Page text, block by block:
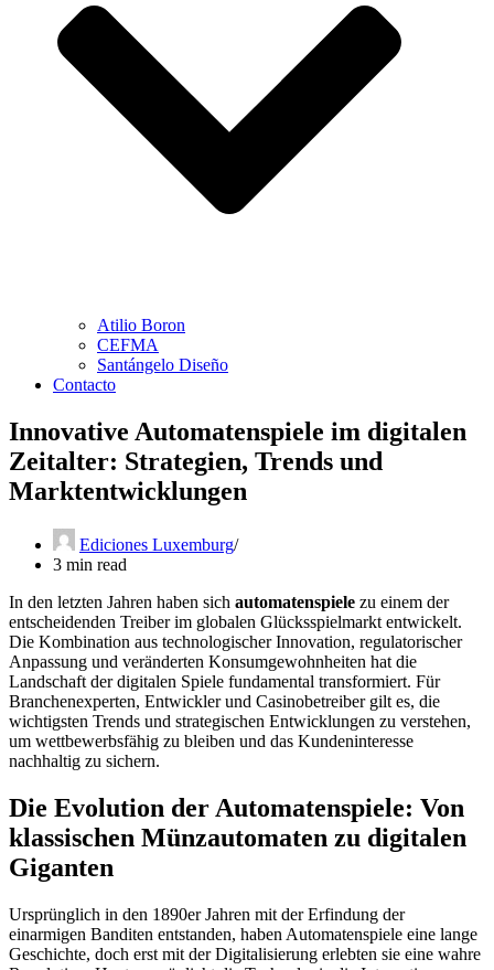
Atilio Boron
CEFMA
Santángelo Diseño
Contacto
Innovative Automatenspiele im digitalen
Zeitalter: Strategien, Trends und
Marktentwicklungen
Ediciones Luxemburg
3 min read
In den letzten Jahren haben sich automatenspiele zu einem der
entscheidenden Treiber im globalen Glücksspielmarkt entwickelt.
Die Kombination aus technologischer Innovation, regulatorischer
Anpassung und veränderten Konsumgewohnheiten hat die
Landschaft der digitalen Spiele fundamental transformiert. Für
Branchenexperten, Entwickler und Casinobetreiber gilt es, die
wichtigsten Trends und strategischen Entwicklungen zu verstehen,
um wettbewerbsfähig zu bleiben und das Kundeninteresse
nachhaltig zu sichern.
Die Evolution der Automatenspiele: Von
klassischen Münzautomaten zu digitalen
Giganten
Ursprünglich in den 1890er Jahren mit der Erfindung der
einarmigen Banditen entstanden, haben Automatenspiele eine lange
Geschichte, doch erst mit der Digitalisierung erlebten sie eine wahre